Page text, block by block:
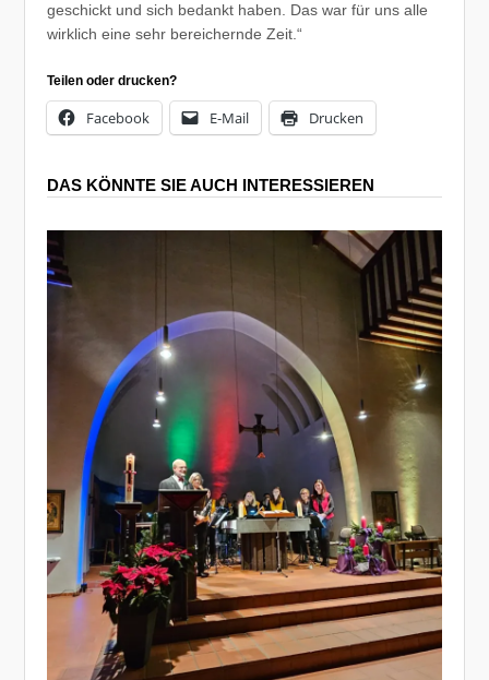
geschickt und sich bedankt haben. Das war für uns alle
wirklich eine sehr bereichernde Zeit.“
Teilen oder drucken?
Facebook E-Mail Drucken
DAS KÖNNTE SIE AUCH INTERESSIEREN